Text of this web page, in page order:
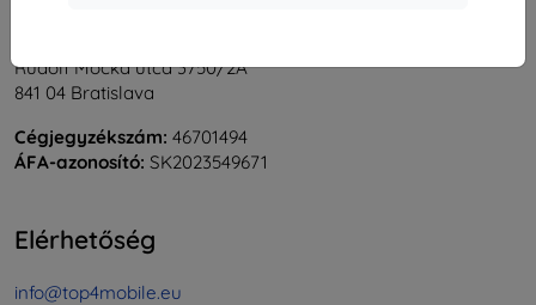
Rudolf Mocka utca 3750/2A
841 04 Bratislava
Cégjegyzékszám: 46701494
ÁFA-azonosító: SK2023549671
Elérhetőség
info@top4mobile.eu